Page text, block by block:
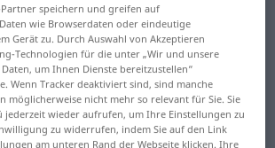
Übersetzung
Französisch
speichern und greifen auf
wie Browserdaten oder eindeutige
Gerät zu. Durch Auswahl von Akzeptieren
Technologien für die unter „Wir und unsere
um Ihnen Dienste bereitzustellen“
Wenn Tracker deaktiviert sind, sind manche
möglicherweise nicht mehr so relevant für Sie. Sie
jederzeit wieder aufrufen, um Ihre Einstellungen zu
zu widerrufen, indem Sie auf den Link
am unteren Rand der Webseite klicken. Ihre